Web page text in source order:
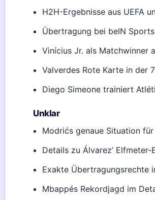
H2H-Ergebnisse aus UEFA
Übertragung bei beIN
Vinícius Jr. als Matchwinner
Valverdes Rote Karte in der
Diego Simeone trainiert
Unklar
Modrićs genaue Situation
Details zu Álvarez’ Elfmeter-
Exakte Übertragungsrechte
Mbappés Rekordjagd im